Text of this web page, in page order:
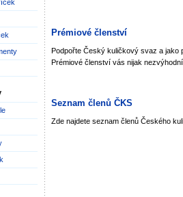
Prémiové členství
Podpořte Český kuličkový svaz a jako
Prémiové členství vás nijak
Seznam členů ČKS
Zde najdete seznam členů Českého